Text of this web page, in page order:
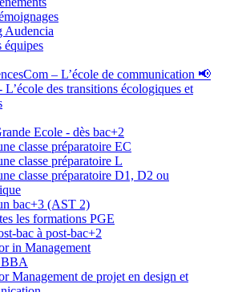
Audencia
équipes
– L’école de communication 📢
des transitions écologiques et
Ecole - dès bac+2
classe préparatoire EC
classe préparatoire L
classe préparatoire D1, D2 ou
bac+3 (AST 2)
les formations PGE
bac à post-bac+2
in Management
Management de projet en design et